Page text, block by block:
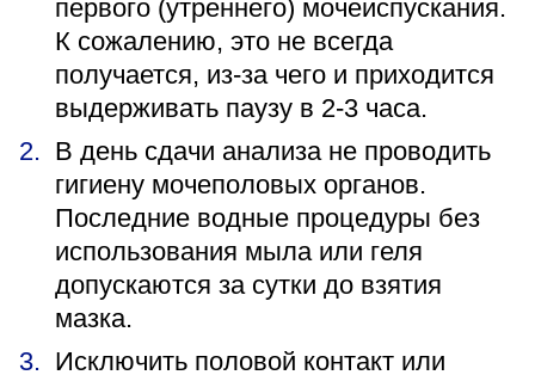
первого (утреннего) мочеиспускания.
К сожалению, это не всегда
получается, из-за чего и приходится
выдерживать паузу в 2-3 часа.
В день сдачи анализа не проводить
гигиену мочеполовых органов.
Последние водные процедуры без
использования мыла или геля
допускаются за сутки до взятия
мазка.
Исключить половой контакт или